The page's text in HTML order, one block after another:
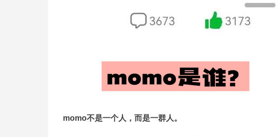
momo不是一个人，而是一群人。